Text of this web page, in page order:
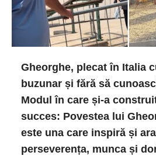
Gheorghe, plecat în Italia
buzunar și fără să
Modul în care și-a
succes: Povestea lui
este una care inspiră și
perseverența, munca și